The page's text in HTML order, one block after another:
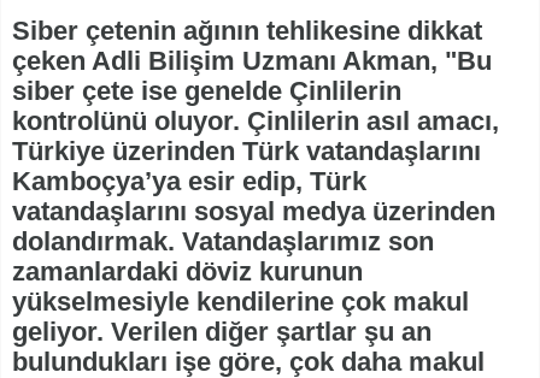
Siber çetenin ağının tehlikesine dikkat
çeken Adli Bilişim Uzmanı Akman, "Bu
siber çete ise genelde Çinlilerin
kontrolünü oluyor. Çinlilerin asıl amacı,
Türkiye üzerinden Türk vatandaşlarını
Kamboçya’ya esir edip, Türk
vatandaşlarını sosyal medya üzerinden
dolandırmak. Vatandaşlarımız son
zamanlardaki döviz kurunun
yükselmesiyle kendilerine çok makul
geliyor. Verilen diğer şartlar şu an
bulundukları işe göre, çok daha makul